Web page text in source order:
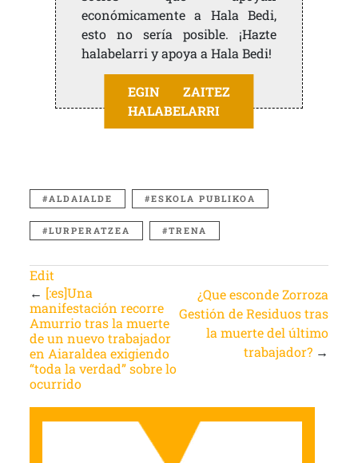
económicamente a Hala Bedi,
esto no sería posible. ¡Hazte
halabelarri y apoya a Hala Bedi!
EGIN ZAITEZ
HALABELARRI
ALDAIALDE ESKOLA PUBLIKOA
LURPERATZEA TRENA
Edit
← [:es]Una
manifestación recorre
Amurrio tras la muerte
de un nuevo trabajador
en Aiaraldea exigiendo
“toda la verdad” sobre lo
ocurrido
¿Que esconde Zorroza
Gestión de Residuos tras
la muerte del último
trabajador? →